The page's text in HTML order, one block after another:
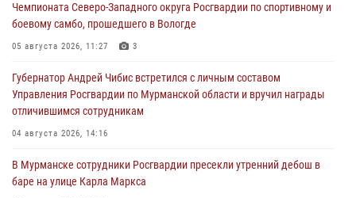
Чемпионата Северо-Западного округа Росгвардии по спортивному и
боевому самбо, прошедшего в Вологде
05 августа 2026, 11:27 3
Губернатор Андрей Чибис встретился с личным составом
Управления Росгвардии по Мурманской области и вручил награды
отличившимся сотрудникам
04 августа 2026, 14:16
В Мурманске сотрудники Росгвардии пресекли утренний дебош в
баре на улице Карла Маркса